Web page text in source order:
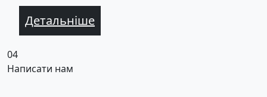
Детальніше
04
Написати нам